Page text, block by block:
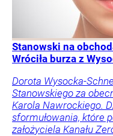
Stanowski na
Wróciła burza z
Dorota Wysocka-
Stanowskiego za
Karola Nawrockiego.
sformułowania, które
założyciela Kanału